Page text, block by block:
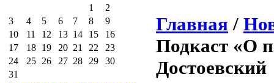
1
2
3
4 5 6 7 8
9
10
11 12 13 14 15
16
17
18 19 20 21 22
23
24
25 26 27 28 29
30
31
Главная /
Подкаст «О
Достоевский